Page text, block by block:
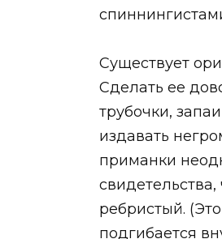
Существует
Сделать ее
трубочки,
издавать
приманки
ребристый.
подгибается